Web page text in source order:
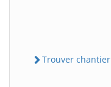
Trouver